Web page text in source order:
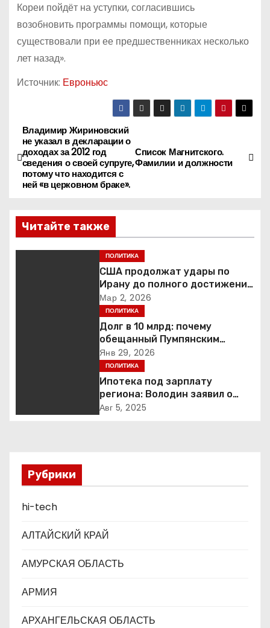
Кореи пойдёт на уступки, согласившись
возобновить программы помощи, которые
существовали при ее предшественниках несколько
лет назад».
Источник: Евроньюс
Н
а
в
и
г
з
п
и
с
я
м
Список Магнитского.
Фамилии и должности
Владимир Жириновский
не указал в декларации о
доходах за 2012 год
сведения о своей супруге,
потому что находится с
ней «в церковном браке».
Читайте также
ПОЛИТИКА
США продолжат удары по
Ирану до полного достижения
целей — Трамп
Мар 2, 2026
ПОЛИТИКА
Долг в 10 млрд: почему
обещанный Пумпянским
научный центр в
Екатеринбурге так и не
построен
Янв 29, 2026
ПОЛИТИКА
Ипотека под зарплату
региона: Володин заявил о
планах дифференцировать
Авг 5, 2025
Рубрики
hi-tech
АЛТАЙСКИЙ КРАЙ
АМУРСКАЯ ОБЛАСТЬ
АРМИЯ
АРХАНГЕЛЬСКАЯ ОБЛАСТЬ